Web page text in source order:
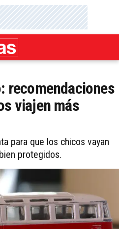
recomendaciones
viajen más
para que los chicos vayan
protegidos.